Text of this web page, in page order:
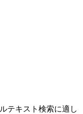
テキスト検索に適し